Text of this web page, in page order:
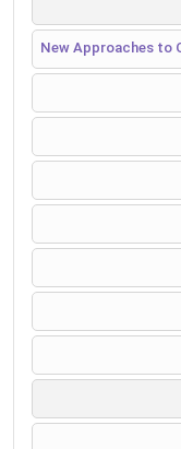
New Approaches to